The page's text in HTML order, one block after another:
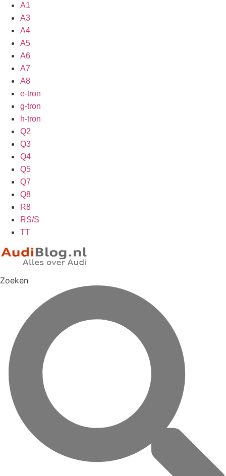
A1
A3
A4
A5
A6
A7
A8
e-tron
g-tron
h-tron
Q2
Q3
Q4
Q5
Q7
Q8
R8
RS/S
TT
Zoeken